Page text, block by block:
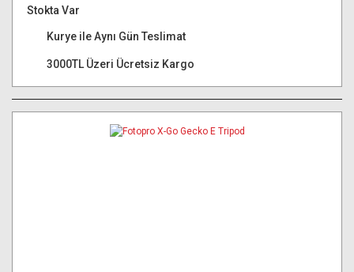
Stokta Var
Kurye ile Aynı Gün Teslimat
3000TL Üzeri Ücretsiz Kargo